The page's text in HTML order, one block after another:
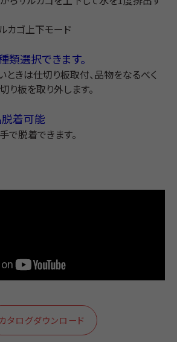
カゴ上下モード
選択できます。
ときは仕切り板取付、品物をなるべく
り板を取り外します。
着可能
で脱着できます。
カタログダウンロード